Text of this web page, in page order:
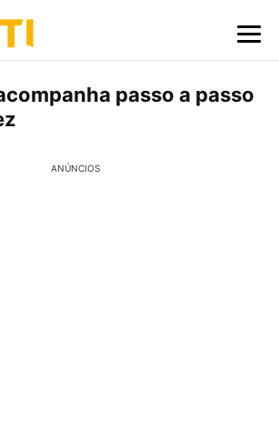
passo a passo
ANÚNCIOS